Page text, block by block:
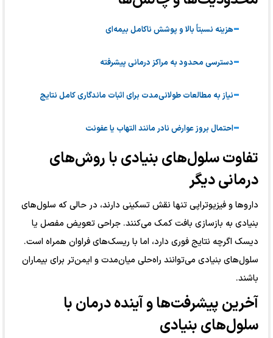
هزینه نسبتاً بالا و پوشش ناکامل بیمه‌ای
دسترسی محدود به مراکز درمانی پیشرفته
نیاز به مطالعات طولانی‌مدت برای اثبات ماندگاری کامل نتایج
احتمال بروز عوارض نادر مانند التهاب یا عفونت
تفاوت سلول‌های بنیادی با روش‌های
درمانی دیگر
داروها و فیزیوتراپی تنها نقش تسکینی دارند، در حالی که سلول‌های
بنیادی به بازسازی بافت کمک می‌کنند. جراحی تعویض مفصل یا
دیسک اگرچه نتایج فوری دارد، اما با ریسک‌های فراوان همراه است.
سلول‌های بنیادی می‌توانند راه‌حلی میان‌مدت و ایمن‌تر برای بیماران
باشند.
آخرین پیشرفت‌ها و آینده درمان با
سلول‌های بنیادی